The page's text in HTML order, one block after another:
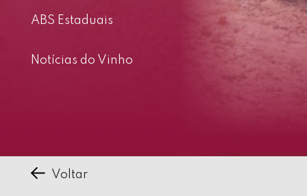
ABS Estaduais
Notícias do Vinho
Voltar